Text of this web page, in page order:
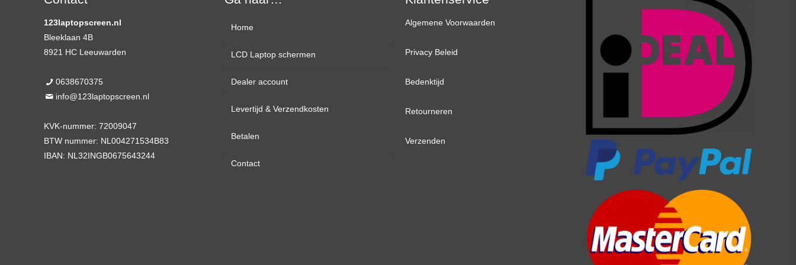
123laptopscreen.nl
Bleeklaan 4B
8921 HC Leeuwarden
0638670375
info@123laptopscreen.nl
KVK-nummer: 72009047
BTW nummer: NL004271534B83
IBAN: NL32INGB0675643244
Home
LCD Laptop schermen
13,3 inch
14,0 inch
15,6 inch
17,3 inch
Dealer account
Levertijd & Verzendkosten
Betalen
Contact
Algemene Voorwaarden
Privacy Beleid
Bedenktijd
Retourneren
Verzenden